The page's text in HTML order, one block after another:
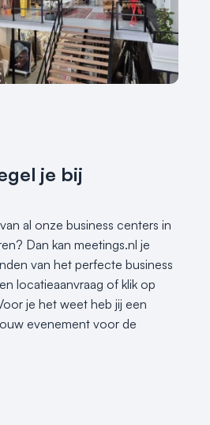
je bij
al onze business centers in
Dan kan meetings.nl je
van het perfecte business
locatieaanvraag of klik op
je het weet heb jij een
evenement voor de